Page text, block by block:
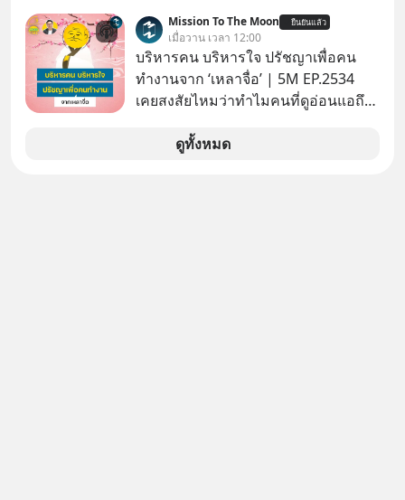
ประกาศจุดยืนชัดเจนว่า จะไม่อนุญาต
ให้บริษัทสหรัฐฯ ตั้งบริษัทโทรคมนาคม
ดาวเทียมที่ถือหุ้น 100% โดยชาวต่าง
ชาติ ในระหว่างการเจรจาการค้ากับ
รัฐบาลสหรัฐ โดยให้เหตุผลว่าเป็น
ประเด็นด้านอธิปไตยของประเทศ
Mission To The Moon ยืนยันแล้ว
เมื่อวาน เวลา 12:00
บริหารคน บริหารใจ ปรัชญาเพื่อคน
ทำงานจาก ‘เหลาจื่อ’ | 5M EP.2534
เคยสงสัยไหมว่าทำไมคนที่ดูอ่อนแอถึง
สถานการณ์ แล้วทำไมคนที่ไม่ออกแรง
ดูทั้งหมด